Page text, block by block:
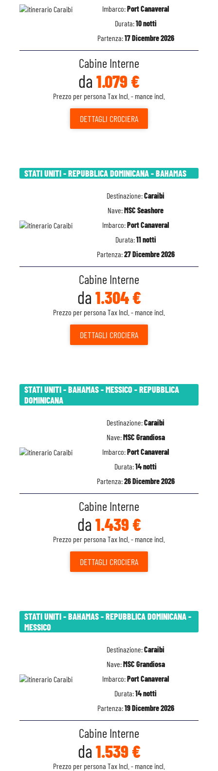
Imbarco:Port Canaveral
Durata:10 notti
Partenza:17 Dicembre 2026
Cabine Interne
da 1.079 €
Prezzo per persona Tax Incl. - mance incl.
DETTAGLI CROCIERA
STATI UNITI - REPUBBLICA DOMINICANA - BAHAMAS
Destinazione:Caraibi
Nave:MSC Seashore
Imbarco:Port Canaveral
Durata:11 notti
Partenza:27 Dicembre 2026
Cabine Interne
da 1.304 €
Prezzo per persona Tax Incl. - mance incl.
DETTAGLI CROCIERA
STATI UNITI - BAHAMAS - MESSICO - REPUBBLICA
DOMINICANA
Destinazione:Caraibi
Nave:MSC Grandiosa
Imbarco:Port Canaveral
Durata:14 notti
Partenza:26 Dicembre 2026
Cabine Interne
da 1.439 €
Prezzo per persona Tax Incl. - mance incl.
DETTAGLI CROCIERA
STATI UNITI - BAHAMAS - REPUBBLICA DOMINICANA -
MESSICO
Destinazione:Caraibi
Nave:MSC Grandiosa
Imbarco:Port Canaveral
Durata:14 notti
Partenza:19 Dicembre 2026
Cabine Interne
da 1.539 €
Prezzo per persona Tax Incl. - mance incl.